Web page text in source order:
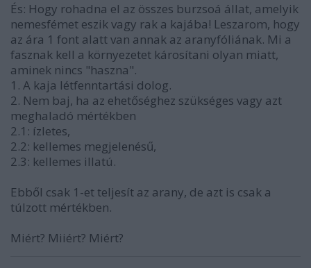
És: Hogy rohadna el az összes burzsoá állat, amelyik
nemesfémet eszik vagy rak a kajába! Leszarom, hogy
az ára 1 font alatt van annak az aranyfóliának. Mi a
fasznak kell a környezetet károsítani olyan miatt,
aminek nincs "haszna".
1. A kaja létfenntartási dolog.
2. Nem baj, ha az ehetőséghez szükséges vagy azt
meghaladó mértékben
2.1: ízletes,
2.2: kellemes megjelenésű,
2.3: kellemes illatú.
Ebből csak 1-et teljesít az arany, de azt is csak a
túlzott mértékben.
Miért? Miiért? Miért?